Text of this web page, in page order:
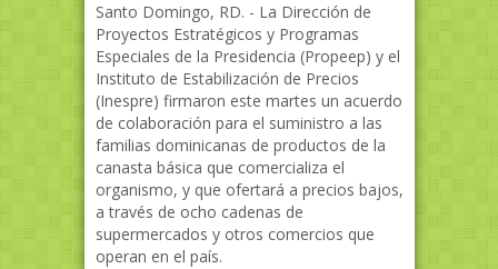
Santo Domingo, RD. - La Dirección de
Proyectos Estratégicos y Programas
Especiales de la Presidencia (Propeep) y el
Instituto de Estabilización de Precios
(Inespre) firmaron este martes un acuerdo
de colaboración para el suministro a las
familias dominicanas de productos de la
canasta básica que comercializa el
organismo, y que ofertará a precios bajos,
a través de ocho cadenas de
supermercados y otros comercios que
operan en el país.